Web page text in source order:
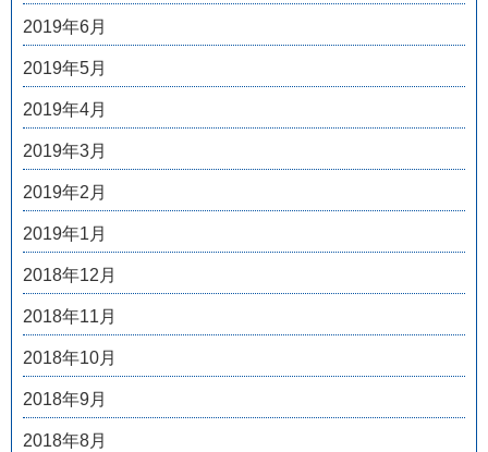
2019年6月
2019年5月
2019年4月
2019年3月
2019年2月
2019年1月
2018年12月
2018年11月
2018年10月
2018年9月
2018年8月